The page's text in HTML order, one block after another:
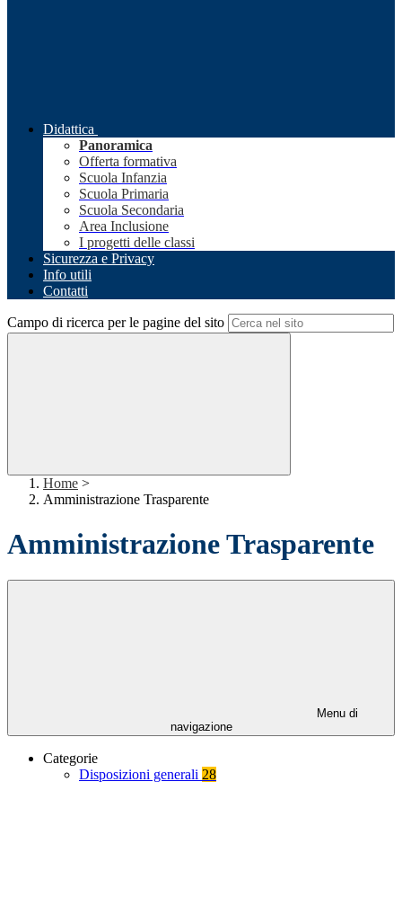
Didattica
Panoramica
Offerta formativa
Scuola Infanzia
Scuola Primaria
Scuola Secondaria
Area Inclusione
I progetti delle classi
Sicurezza e Privacy
Info utili
Contatti
Campo di ricerca per le pagine del sito
Home >
Amministrazione Trasparente
Amministrazione Trasparente
Menu di
navigazione
Categorie
Disposizioni generali 28